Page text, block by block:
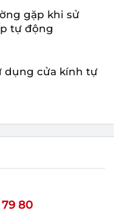
tự động
động
Barie tự
cách xử lý
79 80